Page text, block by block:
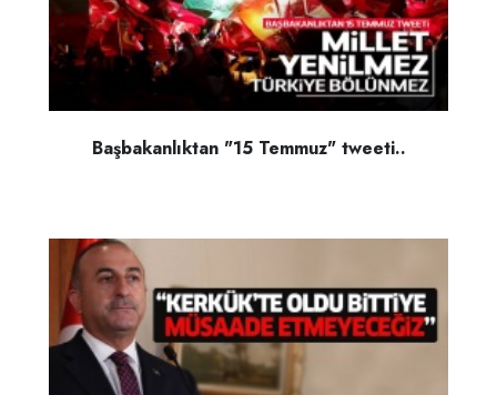
Başbakanlıktan "15 Temmuz" tweeti..